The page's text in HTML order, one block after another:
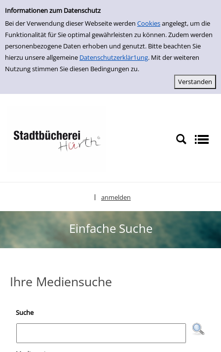
Einfache Suche
Informationen zum Datenschutz
Bei der Verwendung dieser Webseite werden Cookiesangelegt, um die
Funktionalität für Sie optimal gewährleisten zu können. Zudem werden
personenbezogene Daten erhoben und genutzt. Bitte beachten Sie
hierzu unsere allgemeine Datenschutzerklär1ung. Mit der weiteren
Nutzung stimmen Sie diesen Bedingungen zu.
zur Navigation springen
zum Inhalt springen
Zu den Suchfiltern springen
Zur Trefferliste springen
anmelden
Einfache Suche
Ihre Mediensuche
Suche